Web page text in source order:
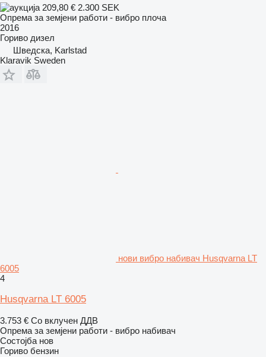
209,80 € 2.300 SEK
Опрема за земјени работи - вибро плоча
2016
Гориво дизел
Шведска, Karlstad
Klaravik Sweden
нови вибро набивач Husqvarna LT
6005
4
Husqvarna LT 6005
3.753 € Со вклучен ДДВ
Опрема за земјени работи - вибро набивач
Состојба нов
Гориво бензин